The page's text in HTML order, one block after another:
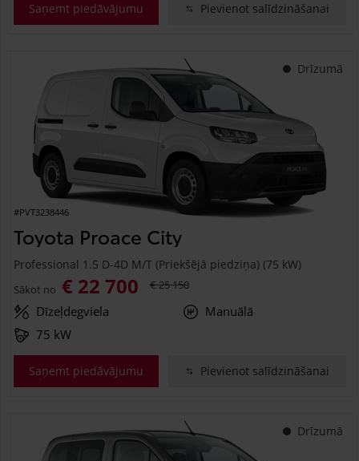
Saņemt piedāvājumu Pievienot salīdzināšanai
Drīzumā
#PVT3238446
Toyota Proace City
Professional 1.5 D-4D M/T (Priekšējā piedziņa) (75 kW)
Sākot no € 22 700 € 25 150
Dīzeļdegviela
Manuālā
75 kW
Saņemt piedāvājumu Pievienot salīdzināšanai
Drīzumā